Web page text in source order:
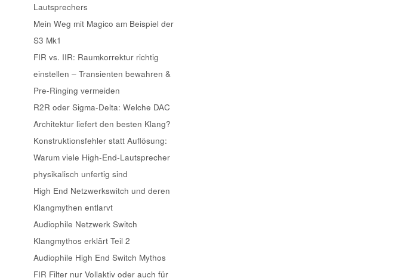
Lautsprechers
Mein Weg mit Magico am Beispiel der
S3 Mk1
FIR vs. IIR: Raumkorrektur richtig
einstellen – Transienten bewahren &
Pre-Ringing vermeiden
R2R oder Sigma-Delta: Welche DAC
Architektur liefert den besten Klang?
Konstruktionsfehler statt Auflösung:
Warum viele High-End-Lautsprecher
physikalisch unfertig sind
High End Netzwerkswitch und deren
Klangmythen entlarvt
Audiophile Netzwerk Switch
Klangmythos erklärt Teil 2
Audiophile High End Switch Mythos
FIR Filter nur Vollaktiv oder auch für